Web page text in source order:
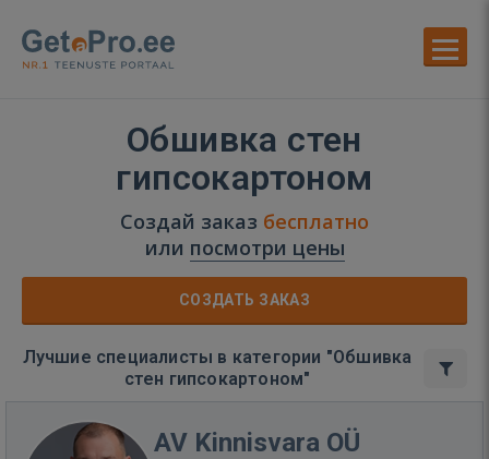
Обшивка стен
гипсокартоном
Создай заказ бесплатно
или посмотри цены
СОЗДАТЬ ЗАКАЗ
Лучшие специалисты в категории "Обшивка
стен гипсокартоном"
AV Kinnisvara OÜ